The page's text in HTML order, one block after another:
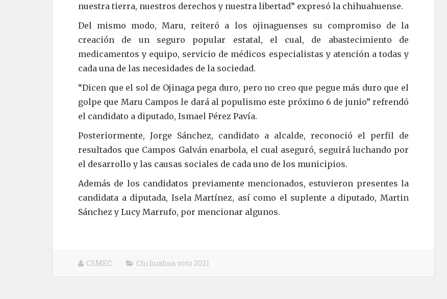
nuestra tierra, nuestros derechos y nuestra libertad” expresó la chihuahuense.
Del mismo modo, Maru, reiteró a los ojinaguenses su compromiso de la
creación de un seguro popular estatal, el cual, de abastecimiento de
medicamentos y equipo, servicio de médicos especialistas y atención a todas y
cada una de las necesidades de la sociedad.
“Dicen que el sol de Ojinaga pega duro, pero no creo que pegue más duro que el
golpe que Maru Campos le dará al populismo este próximo 6 de junio” refrendó
el candidato a diputado, Ismael Pérez Pavía.
Posteriormente, Jorge Sánchez, candidato a alcalde, reconoció el perfil de
resultados que Campos Galván enarbola, el cual aseguró, seguirá luchando por
el desarrollo y las causas sociales de cada uno de los municipios.
Además de los candidatos previamente mencionados, estuvieron presentes la
candidata a diputada, Isela Martínez, así como el suplente a diputado, Martin
Sánchez y Lucy Marrufo, por mencionar algunos.
CSMEC Chihuahua voto 2021